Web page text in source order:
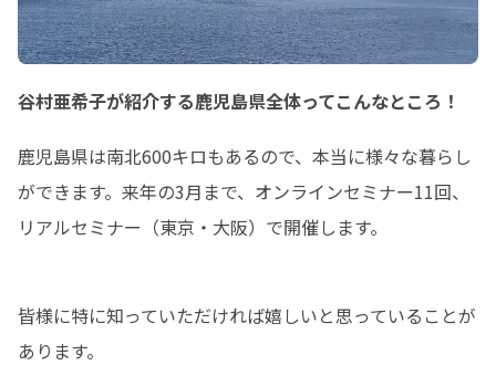
谷村亜希子が紹介する鹿児島県全体ってこんなところ！
鹿児島県は南北600キロもあるので、本当に様々な暮らし
ができます。来年の3月まで、オンラインセミナー11回、
リアルセミナー（東京・大阪）で開催します。
皆様に特に知っていただければ嬉しいと思っていることが
あります。